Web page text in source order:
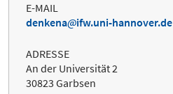
E-MAIL
denkena
ifw.uni-hannover.de
ADRESSE
An der Universität 2
30823 Garbsen